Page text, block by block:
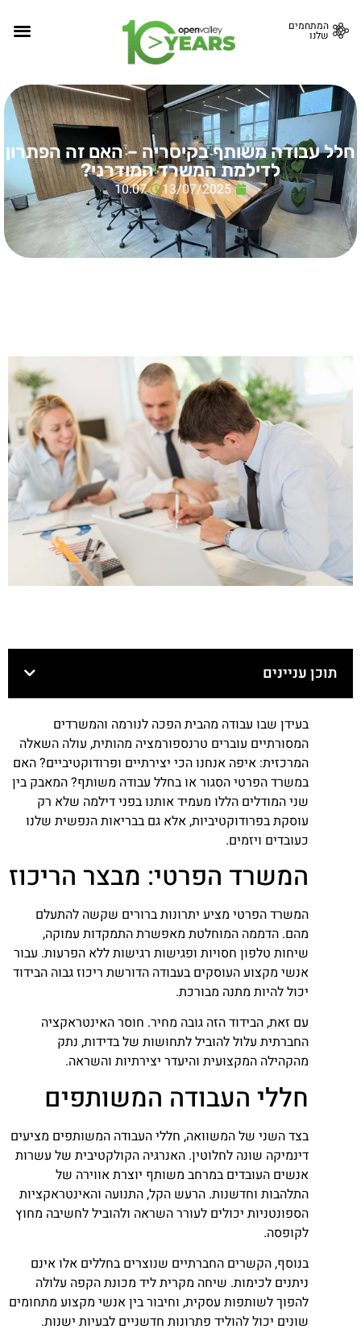
המתחמים
שלנו
חלל עבודה משותף בקיסריה – האם זה הפתרון
לדילמת המשרד המודרני?
13/07/2025
10:07
תוכן עניינים
בעידן שבו עבודה מהבית הפכה לנורמה והמשרדים
המסורתיים עוברים טרנספורמציה מהותית, עולה השאלה
המרכזית: איפה אנחנו הכי יצירתיים ופרודוקטיביים? האם
במשרד הפרטי הסגור או בחלל עבודה משותף? המאבק בין
שני המודלים הללו מעמיד אותנו בפני דילמה שלא רק
עוסקת בפרודוקטיביות, אלא גם בבריאות הנפשית שלנו
כעובדים ויזמים.
המשרד הפרטי: מבצר הריכוז
המשרד הפרטי מציע יתרונות ברורים שקשה להתעלם
מהם. הדממה המוחלטת מאפשרת התמקדות עמוקה,
שיחות טלפון חסויות ופגישות רגישות ללא הפרעות. עבור
אנשי מקצוע העוסקים בעבודה הדורשת ריכוז גבוה הבידוד
יכול להיות מתנה מבורכת.
עם זאת, הבידוד הזה גובה מחיר. חוסר האינטראקציה
החברתית עלול להוביל לתחושות של בדידות, נתק
מהקהילה המקצועית והיעדר יצירתיות והשראה.
חללי העבודה המשותפים
בצד השני של המשוואה, חללי העבודה המשותפים מציעים
דינמיקה שונה לחלוטין. האנרגיה הקולקטיבית של עשרות
אנשים העובדים במרחב משותף יוצרת אווירה של
התלהבות וחדשנות. הרעש הקל, התנועה והאינטראקציות
הספונטניות יכולים לעורר השראה ולהוביל לחשיבה מחוץ
לקופסה.
בנוסף, הקשרים החברתיים שנוצרים בחללים אלו אינם
ניתנים לכימות. שיחה מקרית ליד מכונת הקפה עלולה
להפוך לשותפות עסקית, וחיבור בין אנשי מקצוע מתחומים
שונים יכול להוליד פתרונות חדשניים לבעיות ישנות.